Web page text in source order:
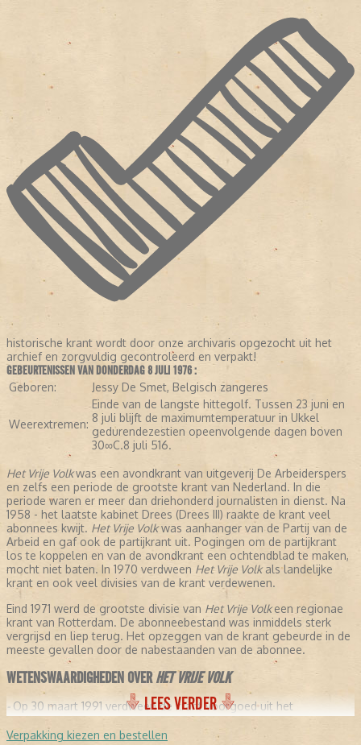
historische krant wordt door onze archivaris opgezocht uit het
archief en zorgvuldig gecontroleerd en verpakt!
GEBEURTENISSEN VAN DONDERDAG 8 JULI 1976 :
Geboren: Jessy De Smet, Belgisch zangeres
Weerextremen:
Einde van de langste hittegolf. Tussen 23 juni en
8 juli blijft de maximumtemperatuur in Ukkel
gedurendezestien opeenvolgende dagen boven
30∞C.8 juli 516.
Het Vrije Volkwas een avondkrant van uitgeverij De Arbeiderspers
en zelfs een periode de grootste krant van Nederland. In die
periode waren er meer dan driehonderd journalisten in dienst. Na
1958 - het laatste kabinet Drees (Drees III) raakte de krant veel
abonnees kwijt. Het Vrije Volkwas aanhanger van de Partij van de
Arbeid en gaf ook de partijkrant uit. Pogingen om de partijkrant
los te koppelen en van de avondkrant een ochtendblad te maken,
mocht niet baten. In 1970 verdween Het Vrije Volkals landelijke
krant en ook veel divisies van de krant verdewenen.
Eind 1971 werd de grootste divisie van Het Vrije Volkeen regionae
krant van Rotterdam. De abonneebestand was inmiddels sterk
vergrijsd en liep terug. Het opzeggen van de krant gebeurde in de
meeste gevallen door de nabestaanden van de abonnee.
WETENSWAARDIGHEDEN OVERHET VRIJE VOLK
- Op 30 maart 1991 verdween de krant voorgoed uit het
medialandschap.
- In 1991 was er een fusie met het
Rotterdams Nieuwsblad
LEES VERDER
Verpakking kiezen en bestellen